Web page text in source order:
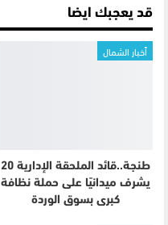
قد يعجبك ايضا
أخبار الشمال
طنجة..قائد الملحقة الإدارية 20
يشرف ميدانيًا على حملة نظافة
كبرى بسوق الوردة